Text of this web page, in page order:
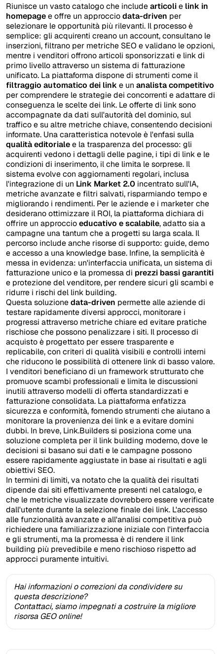
Riunisce un vasto catalogo che includearticolie link in
homepagee offre un approcciodata-driven per
selezionare le opportunità più rilevanti. Il processo è
semplice: gli acquirenti creano un account, consultano le
inserzioni, filtrano per metriche SEO e validano le opzioni,
mentre i venditori offrono articoli sponsorizzati e link di
primo livello attraverso un sistema di fatturazione
unificato. La piattaforma dispone di strumenti come il
filtraggio automatico dei link e un analista competitivo
per comprendere le strategie dei concorrenti e adattare di
conseguenza le scelte dei link. Le offerte di link sono
accompagnate da dati sull'autorità del dominio, sul
traffico e su altre metriche chiave, consentendo decisioni
informate. Una caratteristica notevole è l'enfasi sulla
qualità editorialee la trasparenza del processo: gli
acquirenti vedono i dettagli delle pagine, i tipi di link e le
condizioni di inserimento, il che limita le sorprese. Il
sistema evolve con aggiornamenti regolari, inclusa
l'integrazione di un Link Market 2.0 incentrato sull'IA,
metriche avanzate e filtri salvati, risparmiando tempo e
migliorando i rendimenti. Per le aziende e i marketer che
desiderano ottimizzare il ROI, la piattaforma dichiara di
offrire un approccioeducativo e scalabile, adatto sia a
campagne una tantum che a progetti su larga scala. Il
percorso include anche risorse di supporto: guide, demo
e accesso a una knowledge base. Infine, la semplicità è
messa in evidenza: un'interfaccia unificata, un sistema di
fatturazione unico e la promessa di prezzi bassi garantiti
e protezione del venditore, per rendere sicuri gli scambi e
ridurre i rischi del link building.
Questa soluzionedata-driven permette alle aziende di
testare rapidamente diversi approcci, monitorare i
progressi attraverso metriche chiare ed evitare pratiche
rischiose che possono penalizzare i siti. Il processo di
acquisto è progettato per essere trasparente e
replicabile, con criteri di qualità visibili e controlli interni
che riducono le possibilità di ottenere link di basso valore.
I venditori beneficiano di un framework strutturato che
promuove scambi professionali e limita le discussioni
inutili attraverso modelli di offerta standardizzati e
fatturazione consolidata. La piattaforma enfatizza
sicurezza e conformità, fornendo strumenti che aiutano a
monitorare la provenienza dei link e a evitare domini
dubbi. In breve, Link.Builders si posiziona come una
soluzione completa per il link building moderno, dove le
decisioni si basano sui dati e le campagne possono
essere rapidamente aggiustate in base ai risultati e agli
obiettivi SEO.
In termini di limiti, va notato che la qualità dei risultati
dipende dai siti effettivamente presenti nel catalogo, e
che le metriche visualizzate dovrebbero essere verificate
dall'utente durante la selezione finale dei link. L'accesso
alle funzionalità avanzate e all'analisi competitiva può
richiedere una familiarizzazione iniziale con l'interfaccia
e gli strumenti, ma la promessa è di rendere il link
building più prevedibile e meno rischioso rispetto ad
approcci puramente intuitivi.
Hai informazioni o correzioni da condividere su
questa descrizione?
Contattaci, siamo impegnati a costruire la migliore
risorsa GEO online!